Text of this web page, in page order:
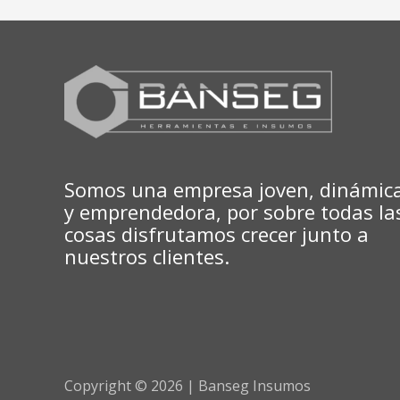
Somos una empresa joven,
y emprendedora, por sobre todas
cosas disfrutamos crecer junto a
nuestros clientes.
Copyright © 2026 | Banseg Insumos